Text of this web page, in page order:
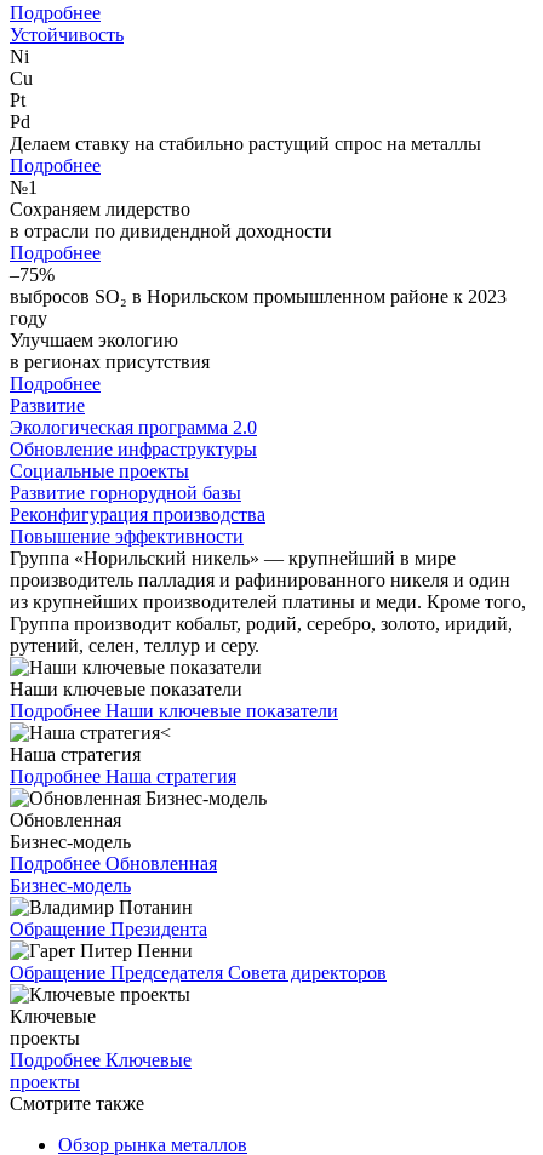
Подробнее
Устойчивость
Ni
Cu
Pt
Pd
Делаем ставку на стабильно растущий спрос на металлы
Подробнее
№1
Сохраняем лидерство
в отрасли по дивидендной доходности
Подробнее
–75%
выбросов SO₂ в Норильском промышленном районе к 2023
году
Улучшаем экологию
в регионах присутствия
Подробнее
Развитие
Экологическая программа 2.0
Обновление инфраструктуры
Социальные проекты
Развитие горнорудной базы
Реконфигурация производства
Повышение эффективности
Группа «Норильский никель» — крупнейший в мире
производитель палладия и рафинированного никеля и один
из крупнейших производителей платины и меди. Кроме того,
Группа производит кобальт, родий, серебро, золото, иридий,
рутений, селен, теллур и серу.
Наши ключевые показатели
Подробнее Наши ключевые показатели
Наша стратегия
Подробнее Наша стратегия
Обновленная
Бизнес-модель
Подробнее Обновленная
Бизнес-модель
Обращение Президента
Обращение Председателя Совета директоров
Ключевые
проекты
Подробнее Ключевые
проекты
Смотрите также
Обзор рынка металлов